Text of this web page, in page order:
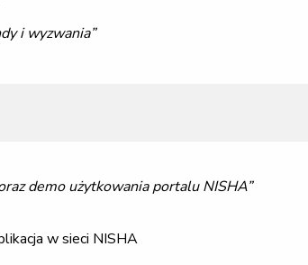
i wyzwania”
demo użytkowania portalu NISHA”
w sieci NISHA